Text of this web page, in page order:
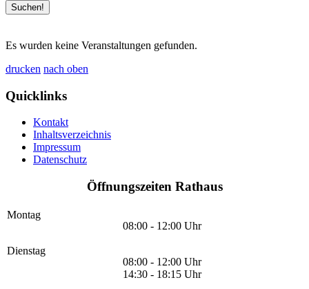
Es wurden keine Veranstaltungen gefunden.
drucken nach oben
Quicklinks
Kontakt
Inhaltsverzeichnis
Impressum
Datenschutz
Öffnungszeiten Rathaus
Montag
08:00 - 12:00 Uhr
Dienstag
08:00 - 12:00 Uhr
14:30 - 18:15 Uhr